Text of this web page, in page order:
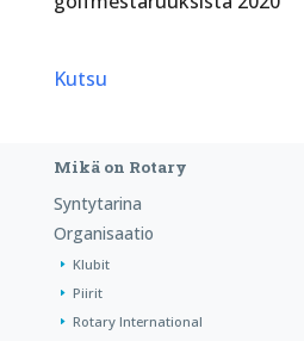
Kutsu
Mikä on Rotary
Syntytarina
Organisaatio
Klubit
Piirit
Rotary International